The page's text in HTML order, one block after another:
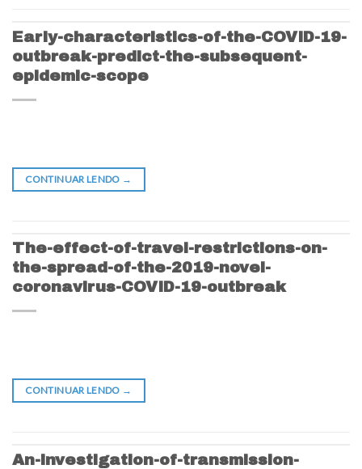
Early-characteristics-of-the-COVID-19-
outbreak-predict-the-subsequent-
epidemic-scope
CONTINUAR LENDO →
The-effect-of-travel-restrictions-on-
the-spread-of-the-2019-novel-
coronavirus-COVID-19-outbreak
CONTINUAR LENDO →
An-investigation-of-transmission-